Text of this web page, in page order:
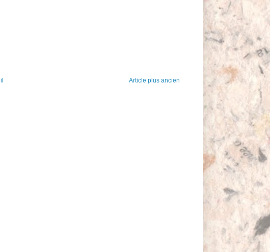
Article plus ancien